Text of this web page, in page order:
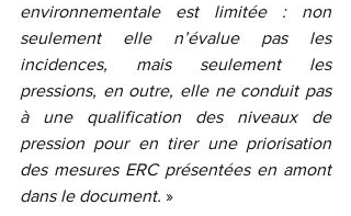
environnementale est limitée : non
seulement elle n’évalue pas les
incidences, mais seulement les
pressions, en outre, elle ne conduit pas
à une qualification des niveaux de
pression pour en tirer une priorisation
des mesures ERC présentées en amont
dans le document. »